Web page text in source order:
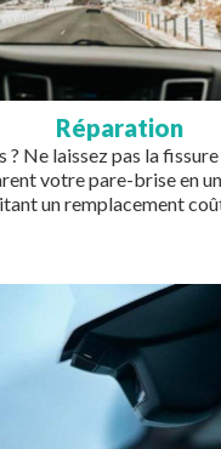
Réparation
Ne laissez pas la fissure
votre pare-brise en
un remplacement